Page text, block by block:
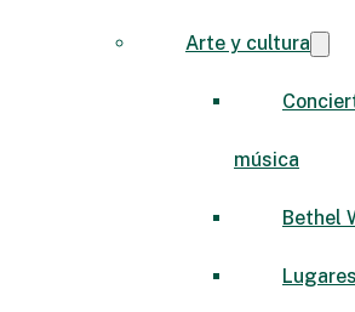
Arte y cultura
música
Bethel